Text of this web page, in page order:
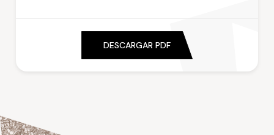
DESCARGAR PDF